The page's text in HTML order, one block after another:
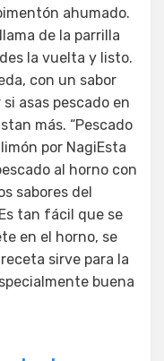
ahumado.
de la parrilla
la vuelta y listo.
con un sabor
asas pescado en
más. “Pescado
por NagiEsta
al horno con
sabores del
tan fácil que se
en el horno, se
sirve para la
buena